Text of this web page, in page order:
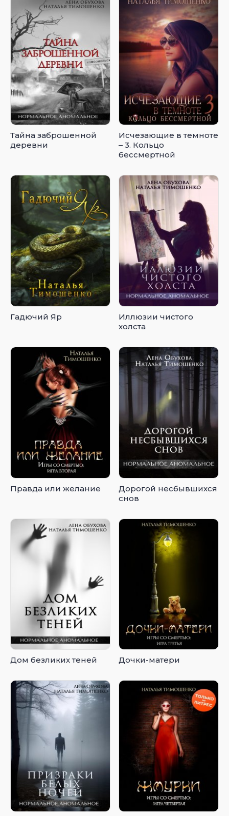
Тайна заброшенной
деревни
Исчезающие в темноте
– 3. Кольцо
бессмертной
Гадючий Яр
Иллюзии чистого
холста
Правда или желание
Дорогой несбывшихся
снов
Дом безликих теней Дочки-матери